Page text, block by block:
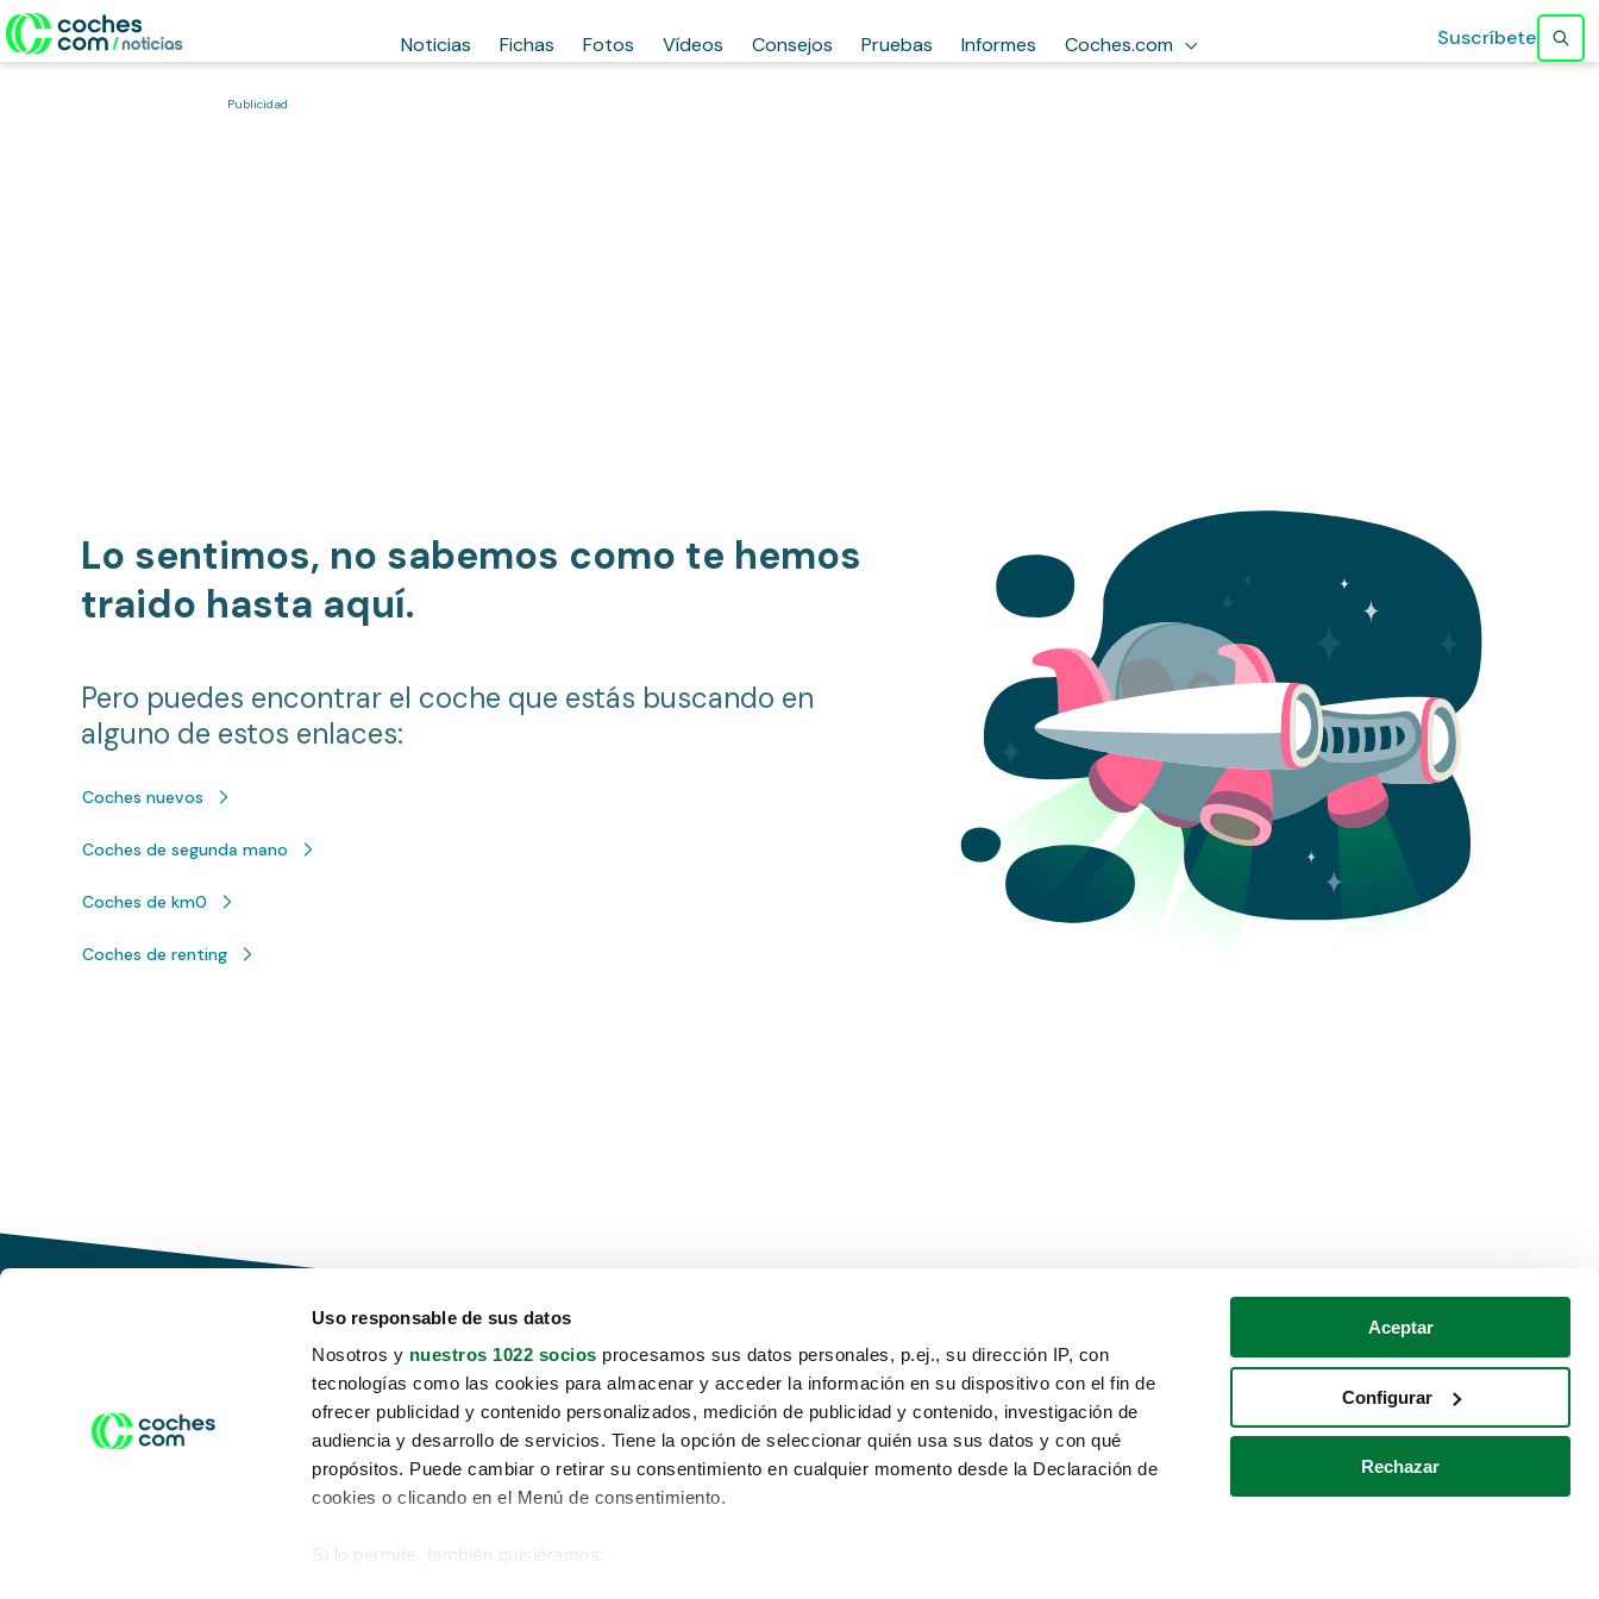
Uso responsable de sus datos
Nosotros y nuestros 1022 socios procesamos sus datos personales, p.ej., su dirección IP, con
tecnologías como las cookies para almacenar y acceder la información en su dispositivo con el fin de
ofrecer publicidad y contenido personalizados, medición de publicidad y contenido, investigación de
audiencia y desarrollo de servicios. Tiene la opción de seleccionar quién usa sus datos y con qué
propósitos. Puede cambiar o retirar su consentimiento en cualquier momento desde la Declaración de
cookies o clicando en el Menú de consentimiento.
Si lo permite, también quisiéramos:
Aceptar
Configurar
Rechazar
Noticias Fichas Fotos Vídeos Consejos Pruebas Informes Coches.com Suscríbete
Publicidad
Lo sentimos, no sabemos como te hemos
traido hasta aquí.
Pero puedes encontrar el coche que estás buscando en
alguno de estos enlaces:
Coches nuevos
Coches de segunda mano
Coches de km0
Coches de renting
Conduce tu futuro,
desata tu movilidad